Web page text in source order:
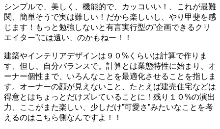
シンプルで、美しく、機能的で、カッコいい！、これが最難
関、簡単そうで実は難しい！だから楽しいし、やり甲斐を感
じます！もっと勉強しないと有言実行型の”企画できるクリ
エイター”には遠い、のかもねー！！
建築やインテリアデザインは９０%くらいは計算で作りま
す、但し、自分バランスで。計算とは業態特性に始まり、オ
ーナー個性まで、いろんなことを最適化させることを指しま
す。オーナーの顔が見えないこと、たとえば建売住宅などは
得意とはちょっとだけズレていることに！残り１０%の演出
力、ここがまた楽しい、少しだけ”可愛さ”みたいなことを考
えるのはこちら側なんですよ！！